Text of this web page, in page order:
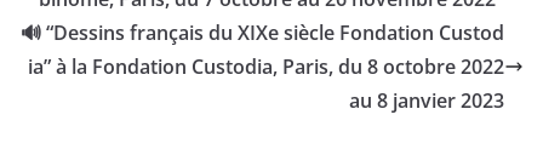
🔊 “Dessins français du XIXe siècle Fondation Custod
ia” à la Fondation Custodia, Paris, du 8 octobre 2022
au 8 janvier 2023